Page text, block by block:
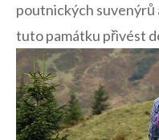
⁢poutnických suvenýrů‍
tuto památku přivést